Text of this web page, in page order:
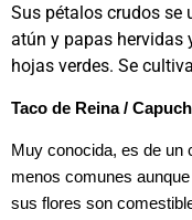
Sus pétalos crudos se
atún y papas hervidas
hojas verdes. Se
Taco de Reina /
Muy conocida, es de un
menos comunes
sus flores son